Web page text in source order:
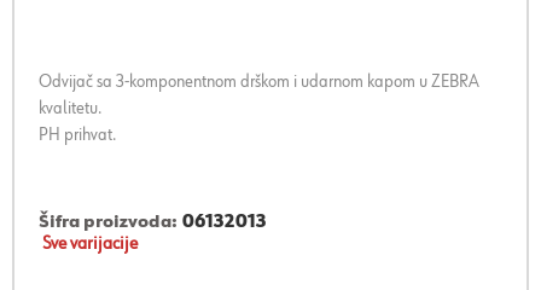
Odvijač sa 3-komponentnom drškom i udarnom kapom u ZEBRA
kvalitetu.
PH prihvat.
Šifra proizvoda: 06132013
Sve varijacije